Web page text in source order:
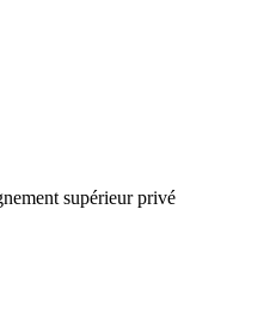
supérieur privé